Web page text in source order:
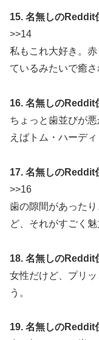
15. 名無しのReddit
>>14
私もこれ大好き。
ているみたいで癒さ
16. 名無しのReddit
ちょっと歯並びが
えばトム・ハーデ
17. 名無しのReddit
>>16
歯の隙間があった
ど、それがすごく魅
18. 名無しのReddit
女性だけど、プリ
う。
19. 名無しのReddit